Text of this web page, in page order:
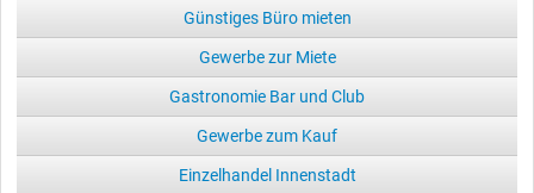
Günstiges Büro mieten
Gewerbe zur Miete
Gastronomie Bar und Club
Gewerbe zum Kauf
Einzelhandel Innenstadt